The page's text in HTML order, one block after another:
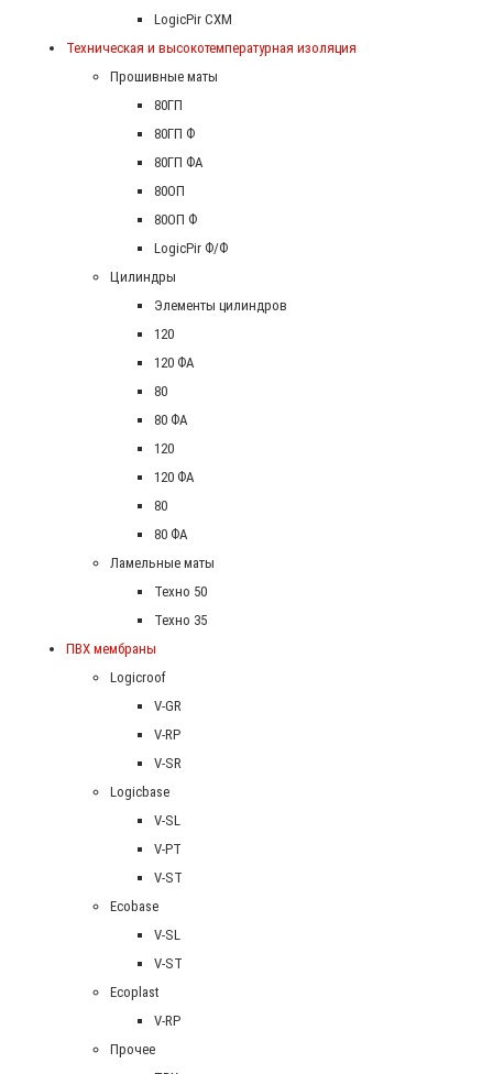
LogicPir СХМ
Техническая и высокотемпературная изоляция
Прошивные маты
80ГП
80ГП Ф
80ГП ФА
80ОП
80ОП Ф
LogicPir Ф/Ф
Цилиндры
Элементы цилиндров
120
120 ФА
80
80 ФА
120
120 ФА
80
80 ФА
Ламельные маты
Техно 50
Техно 35
ПВХ мембраны
Logicroof
V-GR
V-RP
V-SR
Logicbase
V-SL
V-PT
V-ST
Ecobase
V-SL
V-ST
Ecoplast
V-RP
Прочее